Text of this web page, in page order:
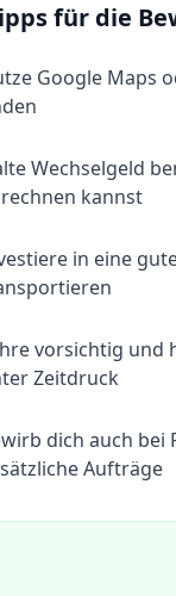
für die
Google Maps
Wechselgeld
kannst
in eine
vorsichtig und
Zeitdruck
dich auch
Aufträge